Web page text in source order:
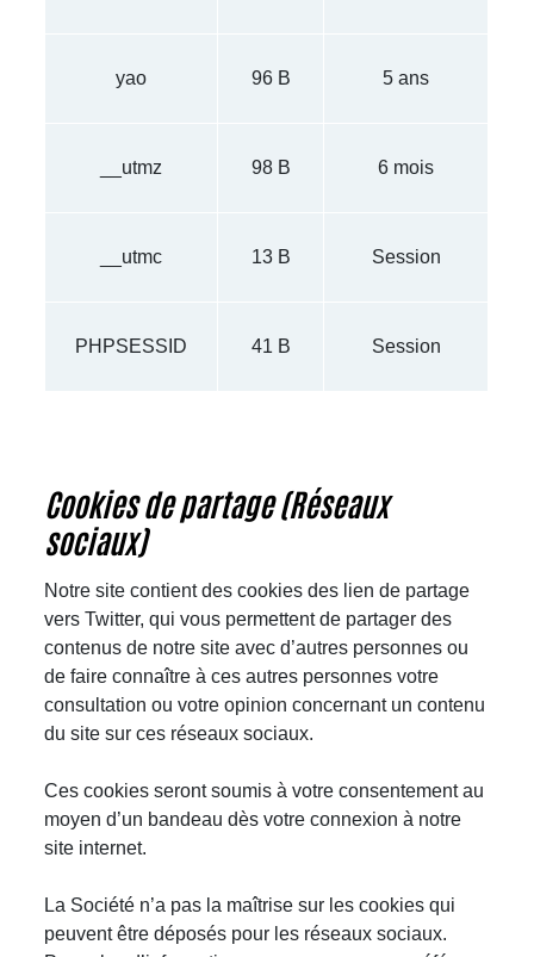
yao 96 B 5 ans
__utmz 98 B 6 mois
__utmc 13 B Session
PHPSESSID 41 B Session
Cookies de partage (Réseaux
sociaux)
Notre site contient des cookies des lien de partage
vers Twitter, qui vous permettent de partager des
contenus de notre site avec d’autres personnes ou
de faire connaître à ces autres personnes votre
consultation ou votre opinion concernant un contenu
du site sur ces réseaux sociaux.
Ces cookies seront soumis à votre consentement au
moyen d’un bandeau dès votre connexion à notre
site internet.
La Société n’a pas la maîtrise sur les cookies qui
peuvent être déposés pour les réseaux sociaux.